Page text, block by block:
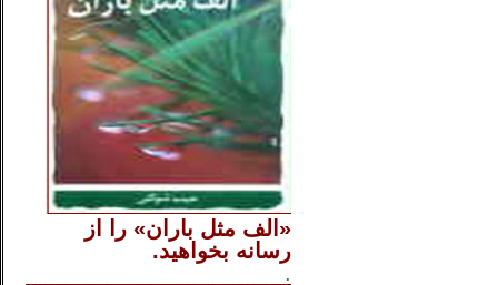
«الف مثل باران» را از
رسانه بخواهید.
.